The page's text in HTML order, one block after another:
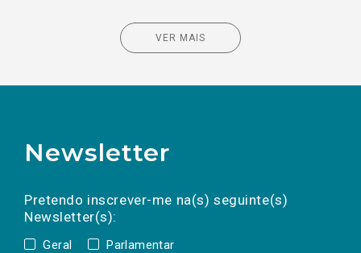
VER MAIS
Newsletter
Pretendo inscrever-me na(s) seguinte(s)
Newsletter(s):
Geral Parlamentar
a(s) newsletter(s).
mail